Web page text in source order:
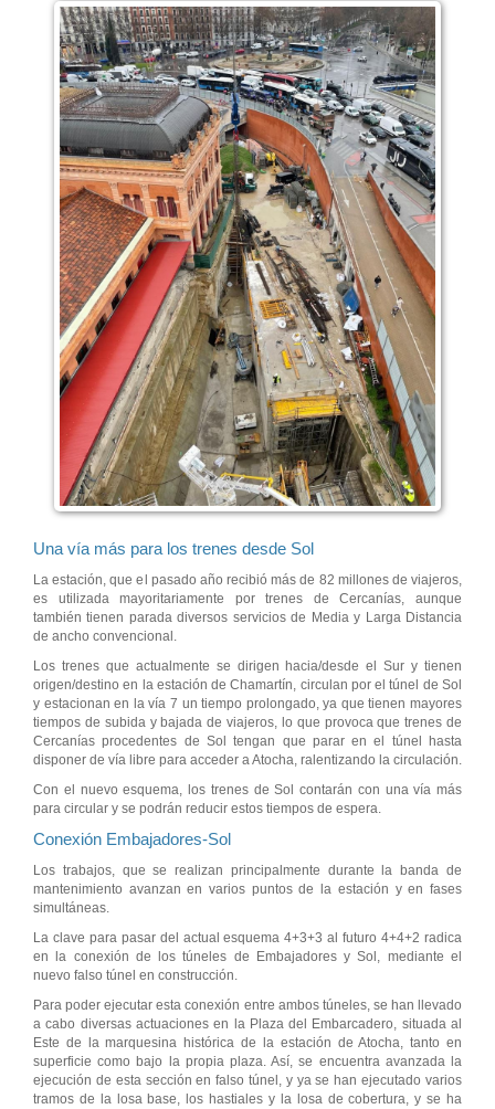
Una vía más para los trenes desde Sol
La estación, que el pasado año recibió más de 82 millones de viajeros,
es utilizada mayoritariamente por trenes de Cercanías, aunque
también tienen parada diversos servicios de Media y Larga Distancia
de ancho convencional.
Los trenes que actualmente se dirigen hacia/desde el Sur y tienen
origen/destino en la estación de Chamartín, circulan por el túnel de Sol
y estacionan en la vía 7 un tiempo prolongado, ya que tienen mayores
tiempos de subida y bajada de viajeros, lo que provoca que trenes de
Cercanías procedentes de Sol tengan que parar en el túnel hasta
disponer de vía libre para acceder a Atocha, ralentizando la circulación.
Con el nuevo esquema, los trenes de Sol contarán con una vía más
para circular y se podrán reducir estos tiempos de espera.
Conexión Embajadores-Sol
Los trabajos, que se realizan principalmente durante la banda de
mantenimiento avanzan en varios puntos de la estación y en fases
simultáneas.
La clave para pasar del actual esquema 4+3+3 al futuro 4+4+2 radica
en la conexión de los túneles de Embajadores y Sol, mediante el
nuevo falso túnel en construcción.
Para poder ejecutar esta conexión entre ambos túneles, se han llevado
a cabo diversas actuaciones en la Plaza del Embarcadero, situada al
Este de la marquesina histórica de la estación de Atocha, tanto en
superficie como bajo la propia plaza. Así, se encuentra avanzada la
ejecución de esta sección en falso túnel, y ya se han ejecutado varios
tramos de la losa base, los hastiales y la losa de cobertura, y se ha